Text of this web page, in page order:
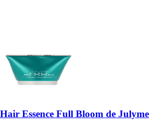
Essence Full Bloom de Julyme